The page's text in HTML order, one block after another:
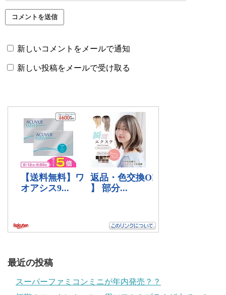
新しいコメントをメールで通知
新しい投稿をメールで受け取る
最近の投稿
スーパーファミコンミニが年内発売？？